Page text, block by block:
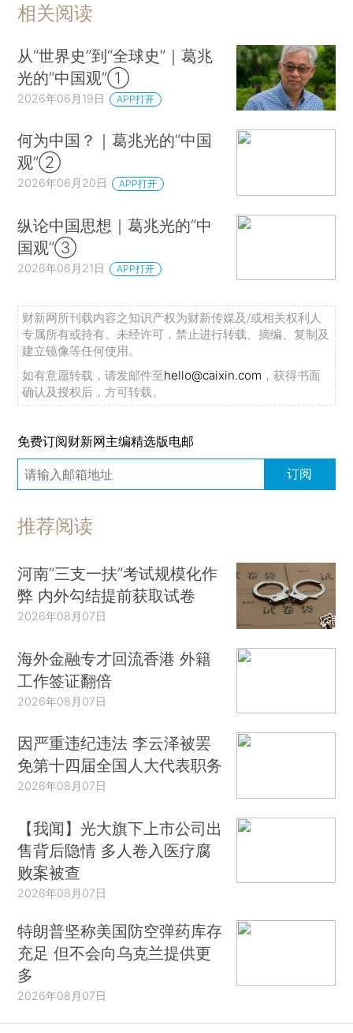
相关阅读
从“世界史”到“全球史”｜葛兆
光的“中国观”①
2026年06月19日 APP打开
何为中国？｜葛兆光的“中国
观”②
2026年06月20日 APP打开
纵论中国思想｜葛兆光的“中
国观”③
2026年06月21日 APP打开
财新网所刊载内容之知识产权为财新传媒及/或相关权利人
专属所有或持有。未经许可，禁止进行转载、摘编、复制及
建立镜像等任何使用。
如有意愿转载，请发邮件至hello@caixin.com ，获得书面
确认及授权后，方可转载。
免费订阅财新网主编精选版电邮
订阅
推荐阅读
河南“三支一扶”考试规模化作
弊 内外勾结提前获取试卷
2026年08月07日
海外金融专才回流香港 外籍
工作签证翻倍
2026年08月07日
因严重违纪违法 李云泽被罢
免第十四届全国人大代表职务
2026年08月07日
【我闻】光大旗下上市公司出
售背后隐情 多人卷入医疗腐
败案被查
2026年08月07日
特朗普坚称美国防空弹药库存
充足 但不会向乌克兰提供更
多
2026年08月07日